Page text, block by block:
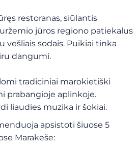
restoranas, siūlantis
jūros regiono patiekalus
vešliais sodais. Puikiai tinka
dangumi.
tradiciniai marokietiški
prabangioje aplinkoje.
liaudies muzika ir šokiai.
apsistoti šiuose 5
Marakeše: